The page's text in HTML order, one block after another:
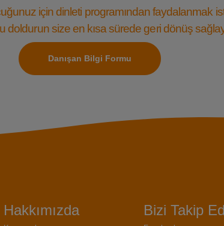
için dinleti programından faydalanmak
doldurun size en kısa sürede geri dönüş
Danışan Bilgi Formu
Hakkımızda Bizi Takip